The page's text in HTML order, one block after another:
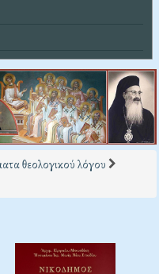
θεολογικού λόγου